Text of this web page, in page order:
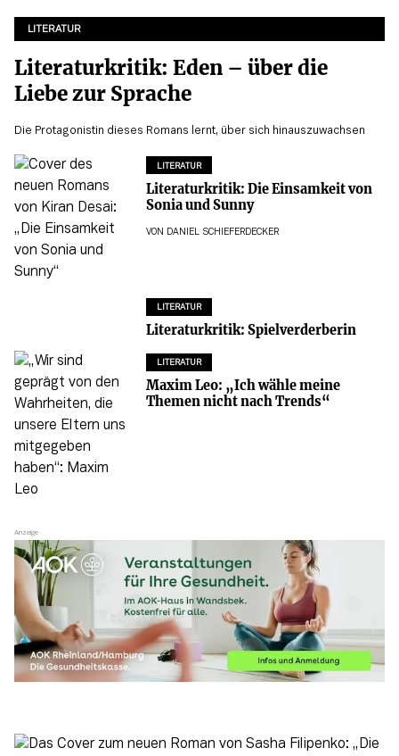
LITERATUR
Literaturkritik: Eden – über die
Liebe zur Sprache
Die Protagonistin dieses Romans lernt, über sich hinauszuwachsen
LITERATUR
Literaturkritik: Die Einsamkeit von
Sonia und Sunny
VON DANIEL SCHIEFERDECKER
LITERATUR
Literaturkritik: Spielverderberin
LITERATUR
Maxim Leo: „Ich wähle meine
Themen nicht nach Trends“